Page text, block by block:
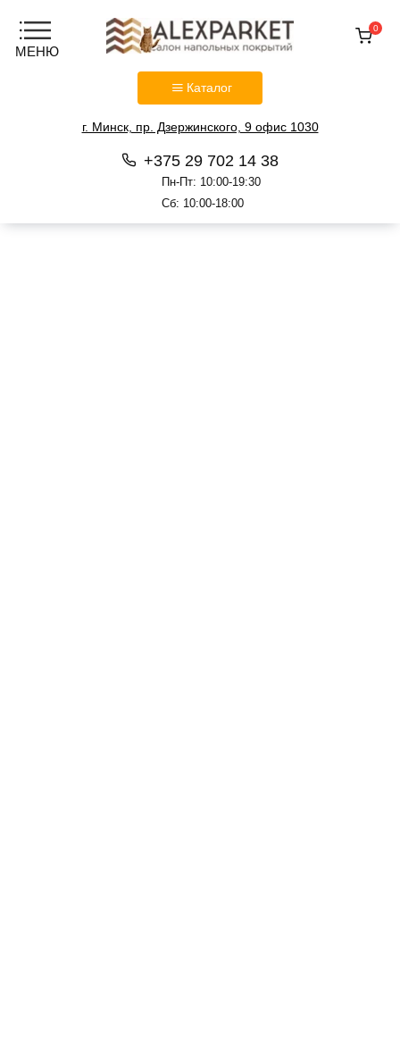
Каталог
г. Минск, пр. Дзержинского, 9 офис 1030
+375 29 702 14 38
Пн-Пт: 10:00-19:30
Сб: 10:00-18:00
0